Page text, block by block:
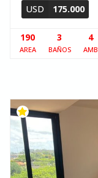
USD 175.000
190
AREA
3
BAÑOS
4
AMB